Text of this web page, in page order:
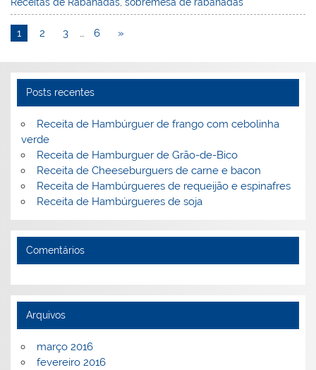
st dI
n
b
o
k
o
l
1 2 3 6 »
Posts recentes
Receita de Hambúrguer de frango com cebolinha
verde
Receita de Hamburguer de Grão-de-Bico
Receita de Cheeseburguers de carne e bacon
Receita de Hambúrgueres de requeijão e espinafres
Receita de Hambúrgueres de soja
Comentários
Arquivos
março 2016
fevereiro 2016